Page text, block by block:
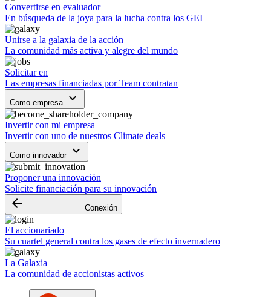
Convertirse en evaluador
En búsqueda de la joya para la lucha contra los GEI
Unirse a la galaxia de la acción
La comunidad más activa y alegre del mundo
Solicitar en
Las empresas financiadas por Team contratan
Como empresa keyboard_arrow_down
Invertir con mi empresa
Invertir con uno de nuestros Climate deals
Como innovador keyboard_arrow_down
Proponer una innovación
Solicite financiación para su innovación
arrow_backward Conexión
El accionariado
Su cuartel general contra los gases de efecto invernadero
La Galaxia
La comunidad de accionistas activos